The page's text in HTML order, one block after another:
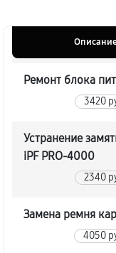
Ремонт блока
3420
Устранение
iPF PRO-4000
2340
Замена ремня
4050